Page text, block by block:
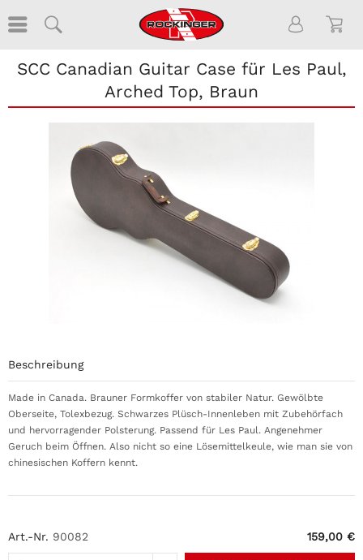
SCC Canadian Guitar Case für Les Paul,
Arched Top, Braun
Art.-Nr. 90082 159,00 €
Beschreibung
Made in Canada. Brauner Formkoffer von stabiler Natur. Gewölbte
Oberseite, Tolexbezug. Schwarzes Plüsch-Innenleben mit Zubehörfach
und hervorragender Polsterung. Passend für Les Paul. Angenehmer
Geruch beim Öffnen. Also nicht so eine Lösemittelkeule, wie man sie von
chinesischen Koffern kennt.